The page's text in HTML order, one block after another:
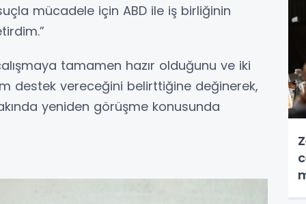
mücadele için ABD ile iş birliğinin
tamamen hazır olduğunu ve iki
destek vereceğini belirttiğine değinerek,
yeniden görüşme konusunda